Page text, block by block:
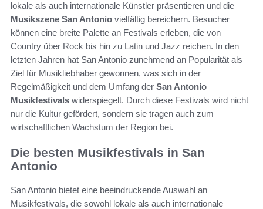
lokale als auch internationale Künstler präsentieren und die
Musikszene San Antonio vielfältig bereichern. Besucher
können eine breite Palette an Festivals erleben, die von
Country über Rock bis hin zu Latin und Jazz reichen. In den
letzten Jahren hat San Antonio zunehmend an Popularität als
Ziel für Musikliebhaber gewonnen, was sich in der
Regelmäßigkeit und dem Umfang der San Antonio
Musikfestivals widerspiegelt. Durch diese Festivals wird nicht
nur die Kultur gefördert, sondern sie tragen auch zum
wirtschaftlichen Wachstum der Region bei.
Die besten Musikfestivals in San
Antonio
San Antonio bietet eine beeindruckende Auswahl an
Musikfestivals, die sowohl lokale als auch internationale